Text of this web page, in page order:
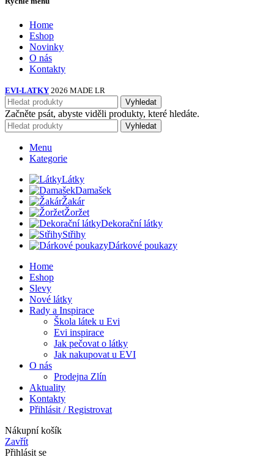
Home
Eshop
Novinky
O nás
Kontakty
EVI-LATKY 2026 MADE LR
Vyhledat
Začněte psát, abyste viděli produkty, které hledáte.
Vyhledat
Menu
Kategorie
Látky
Damašek
Žakár
Žoržet
Dekorační látky
Střihy
Dárkové poukazy
Home
Eshop
Slevy
Nové látky
Rady a Inspirace
Škola látek u Evi
Evi inspirace
Jak pečovat o látky
Jak nakupovat u EVI
O nás
Prodejna Zlín
Aktuality
Kontakty
Přihlásit / Registrovat
Nákupní košík
Zavřít
Přihlásit se